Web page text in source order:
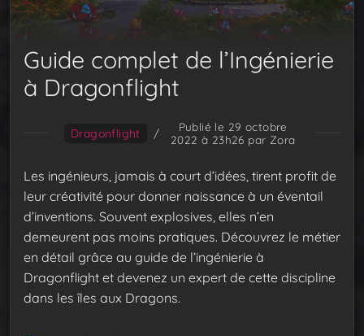
Guide complet de l’Ingénierie
à Dragonflight
Dragonflight /
Publié le 29 octobre
2022 à 23h26 par Zora
Les ingénieurs, jamais à court d’idées, tirent profit de
leur créativité pour donner naissance à un éventail
d’inventions. Souvent explosives, elles n’en
demeurent pas moins pratiques. Découvrez le métier
en détail grâce au guide de l’ingénierie à
Dragonflight et devenez un expert de cette discipline
dans les îles aux Dragons.